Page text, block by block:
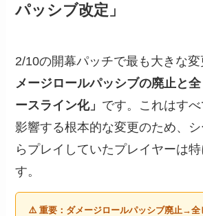
パッシブ改定」
2/10の開幕パッチで最も大きな
メージロールパッシブの廃止と
ースライン化」 です。これはす
影響する根本的な変更のため、
らプレイしていたプレイヤーは
す。
⚠️ 重要：ダメージロールパッシブ廃止→全